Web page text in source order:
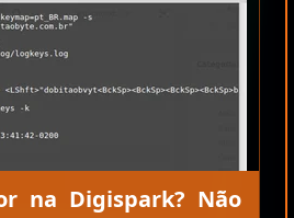
na Digispark? Não